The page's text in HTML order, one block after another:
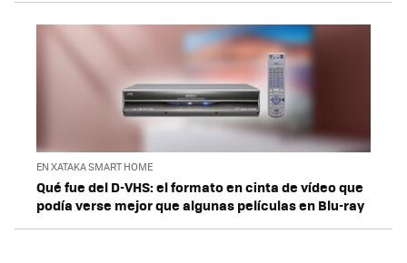
EN XATAKA SMART HOME
Qué fue del D-VHS: el formato en cinta de vídeo que
podía verse mejor que algunas películas en Blu-ray